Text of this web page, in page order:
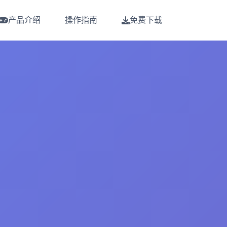
产品介绍 操作指南 免费下载